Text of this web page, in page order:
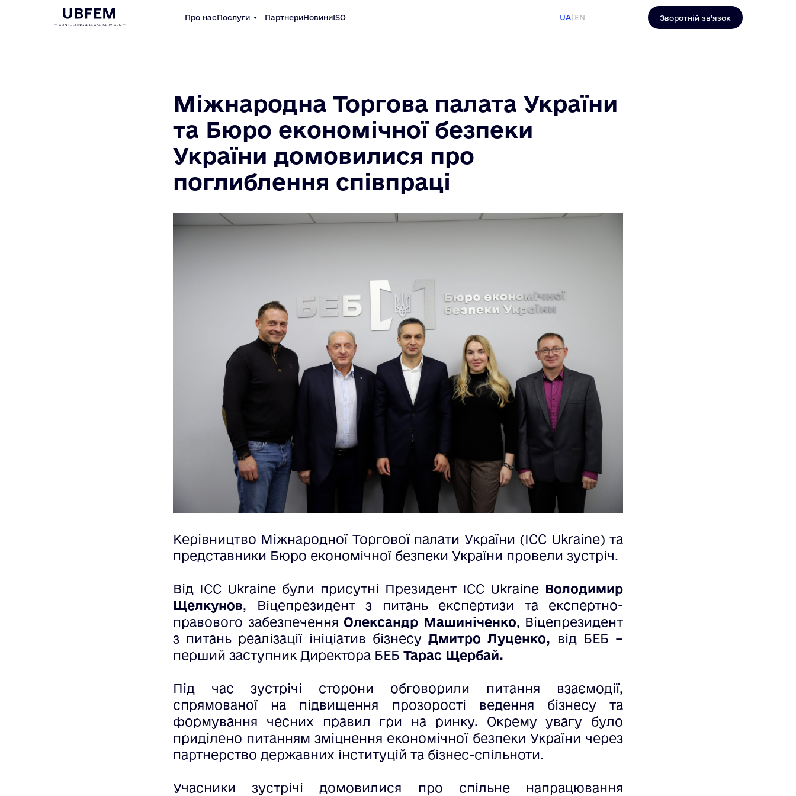
Про насПослуги ПартнериНовиниISO UA EN Зворотній зв’язок
Міжнародна Торгова палата України
та Бюро економічної безпеки
України домовилися про
поглиблення співпраці
Керівництво Міжнародної Торгової палати України (ICC Ukraine) та
представники Бюро економічної безпеки України провели зустріч.
Від ICC Ukraine були присутні Президент ICC Ukraine Володимир
Щелкунов, Віцепрезидент з питань експертизи та експертно-
правового забезпечення Олександр Машиніченко, Віцепрезидент
з питань реалізації ініціатив бізнесуДмитро Луценко,
від БЕБ –
перший заступник Директора БЕБ Тарас Щербай.
Під час зустрічі сторони обговорили питання взаємодії,
спрямованої на підвищення прозорості ведення бізнесу та
формування чесних правил гри на ринку. Окрему увагу було
приділено питанням зміцнення економічної безпеки України через
партнерство державних інституцій та бізнес-спільноти.
Учасники зустрічі домовилися про спільне напрацювання